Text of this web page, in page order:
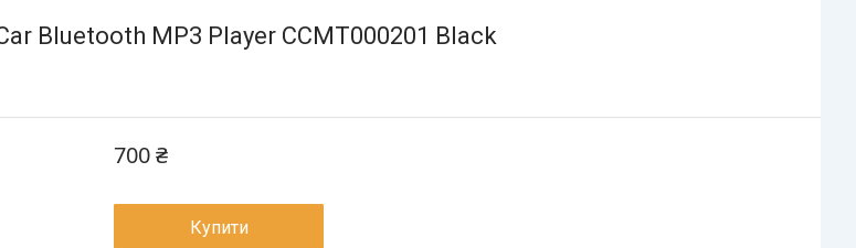
Bluetooth MP3 Player CCMT000201 Black
700 ₴
Купити